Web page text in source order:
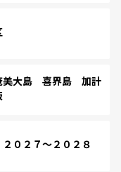
大島 喜界島 加計
０２７～２０２８